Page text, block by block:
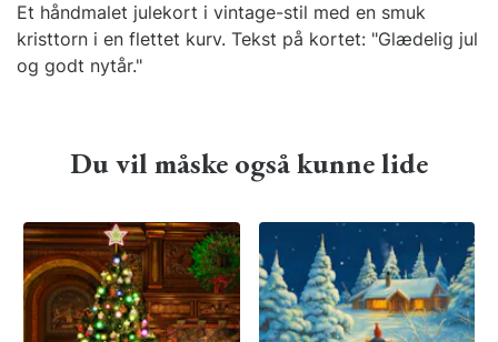
Et håndmalet julekort i vintage-stil med en smuk
kristtorn i en flettet kurv. Tekst på kortet: "Glædelig jul
og godt nytår."
Du vil måske også kunne lide